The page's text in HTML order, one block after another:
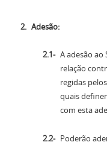
Adesão:
A adesão ao
relação
regidas
quais
com esta
Poderão